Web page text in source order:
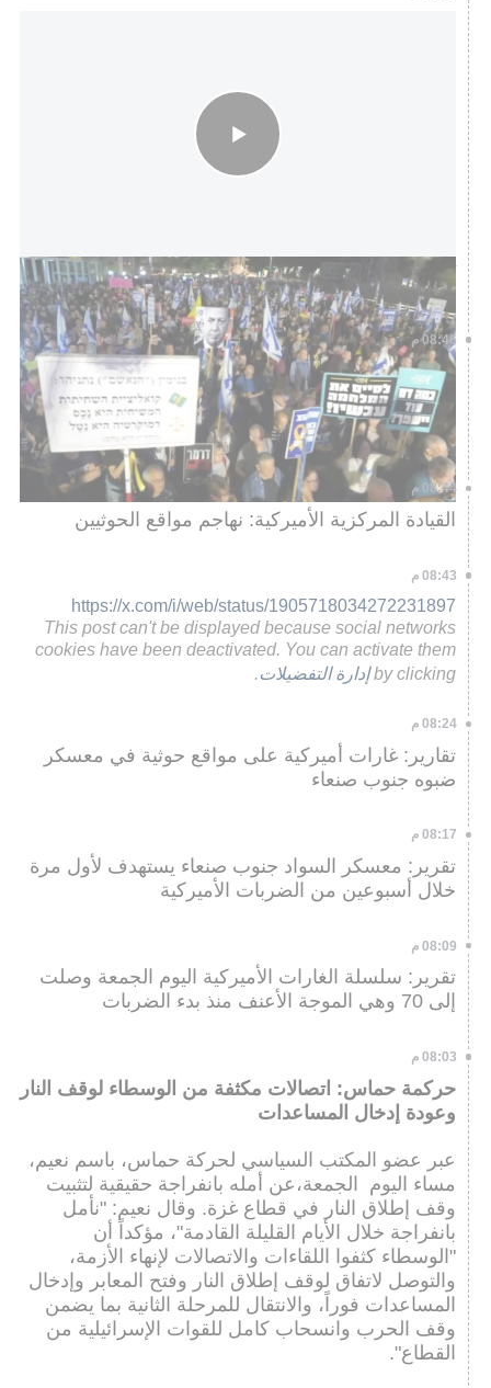
"إن لم تحترم الحكومة الإسرائيلية قرار المحكمة العليا فهذا يعني
فوضى والفوضى تعني حرب أهلية"
08:46 م
https://x.com/i/web/status/1905716545667617196
This post can't be displayed because social networks
cookies have been deactivated. You can activate them
by clicking إدارة التفضيلات.
08:44 م
القيادة المركزية الأميركية: نهاجم مواقع الحوثيين
08:43 م
https://x.com/i/web/status/1905718034272231897
This post can't be displayed because social networks
cookies have been deactivated. You can activate them
by clicking إدارة التفضيلات.
08:24 م
تقارير: غارات أميركية على مواقع حوثية في معسكر
ضبوه جنوب صنعاء
08:17 م
تقرير: معسكر السواد جنوب صنعاء يستهدف لأول مرة
خلال أسبوعين من الضربات الأميركية
08:09 م
تقرير: سلسلة الغارات الأميركية اليوم الجمعة وصلت
إلى 70 وهي الموجة الأعنف منذ بدء الضربات
08:03 م
حركمة حماس: اتصالات مكثفة من الوسطاء لوقف النار
وعودة إدخال المساعدات
عبر عضو المكتب السياسي لحركة حماس، باسم نعيم،
مساء اليوم الجمعة،عن أمله بانفراجة حقيقية لتثبيت
وقف إطلاق النار في قطاع غزة. وقال نعيم: "نأمل
بانفراجة خلال الأيام القليلة القادمة"، مؤكداً أن
"الوسطاء كثفوا اللقاءات والاتصالات لإنهاء الأزمة،
والتوصل لاتفاق لوقف إطلاق النار وفتح المعابر وإدخال
المساعدات فوراً، والانتقال للمرحلة الثانية بما يضمن
وقف الحرب وانسحاب كامل للقوات الإسرائيلية من
القطاع".